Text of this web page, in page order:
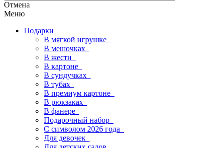
Отмена
Меню
Подарки
В мягкой игрушке
В мешочках
В жести
В картоне
В сундучках
В тубах
В премиум картоне
В рюкзаках
В фанере
Подарочный набор
С символом 2026 года
Для девочек